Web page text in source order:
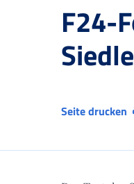
F24-
Seite drucken